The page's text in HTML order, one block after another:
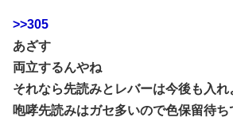
>>305
あざす
両立するんやね
それなら先読みとレバーは今後も入れ
咆哮先読みはガセ多いので色保留待ち